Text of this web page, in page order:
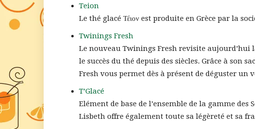
Teion
Le thé glacé Τέιον est produite en Grèce par la
Twinings Fresh
Le nouveau Twinings Fresh revisite
le succès du thé depuis des siècles. Grâce à son
Fresh vous permet dès à présent de déguster un
T’Glacé
Elément de base de l’ensemble de la gamme des
Lisbeth offre également toute sa légèreté et sa